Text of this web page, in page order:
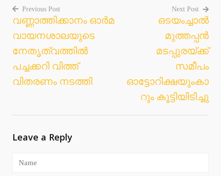
Post
navigation
Previous Post
വണ്ണാത്തിക്കാനം ഓര്‍മ
വായനശാലയുടെ
നേതൃത്വത്തില്‍
പച്ചക്കറി വിത്ത്
വിതരണം നടത്തി
Next Post
ഒടയംച്ചാല്‍
മുത്തപ്പന്‍
മടപ്പുരയ്ക്ക്
സമീപം
ഓട്ടോറിക്ഷയുംകാ
റും കൂട്ടിയിടിച്ചു
Leave a Reply